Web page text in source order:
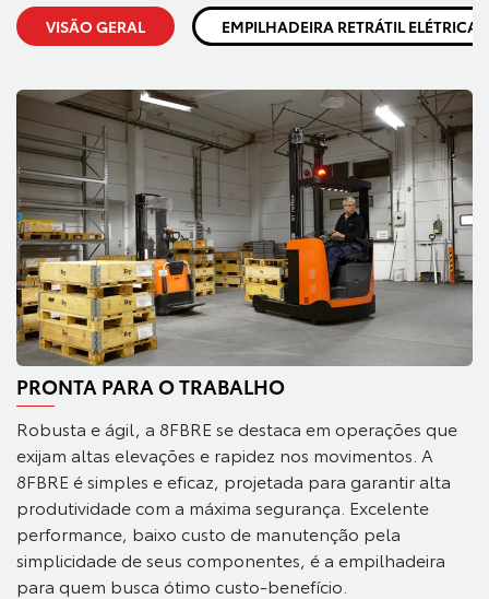
VISÃO GERAL EMPILHADEIRA RETRÁTIL ELÉTRICA
PRONTA PARA O TRABALHO
Robusta e ágil, a 8FBRE se destaca em operações que
exijam altas elevações e rapidez nos movimentos. A
8FBRE é simples e eficaz, projetada para garantir alta
produtividade com a máxima segurança. Excelente
performance, baixo custo de manutenção pela
simplicidade de seus componentes, é a empilhadeira
para quem busca ótimo custo-benefício.